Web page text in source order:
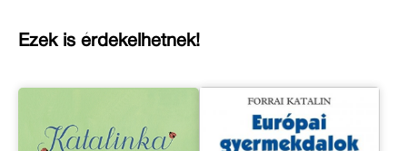
Ezek is érdekelhetnek!